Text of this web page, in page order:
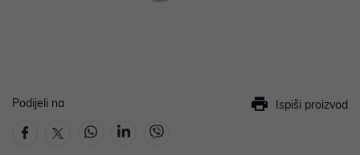
Podijeli na Ispiši proizvod